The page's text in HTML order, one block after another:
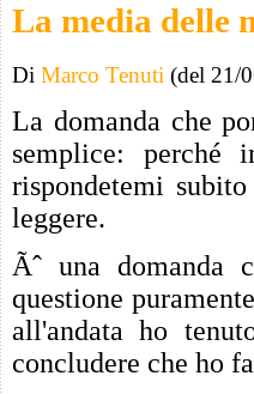
La media delle
Di Marco Tenuti (del 21/
La domanda che
semplice:
rispondetemi
leggere.
Ãˆ una domanda
questione
all'andata ho
concludere che ho